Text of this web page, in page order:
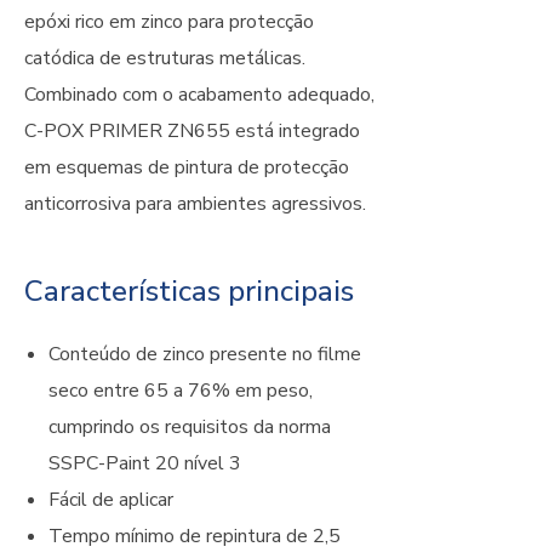
epóxi rico em zinco para protecção
catódica de estruturas metálicas.
Combinado com o acabamento adequado,
C-POX PRIMER ZN655 está integrado
em esquemas de pintura de protecção
anticorrosiva para ambientes agressivos.
Características principais
Conteúdo de zinco presente no filme
seco entre 65 a 76% em peso,
cumprindo os requisitos da norma
SSPC-Paint 20 nível 3
Fácil de aplicar
Tempo mínimo de repintura de 2,5